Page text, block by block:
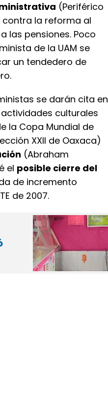
(Periférico
contra la reforma al
las pensiones. Poco
de la UAM se
un tendedero de
se darán cita en
culturales
la Copa Mundial de
XXII de Oaxaca)
(Abraham
el posible cierre del
de incremento
de 2007.